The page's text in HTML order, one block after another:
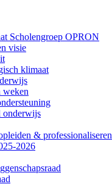
Scholengroep OPRON
visie
klimaat
weken
onderwijs
& professionaliseren
2026